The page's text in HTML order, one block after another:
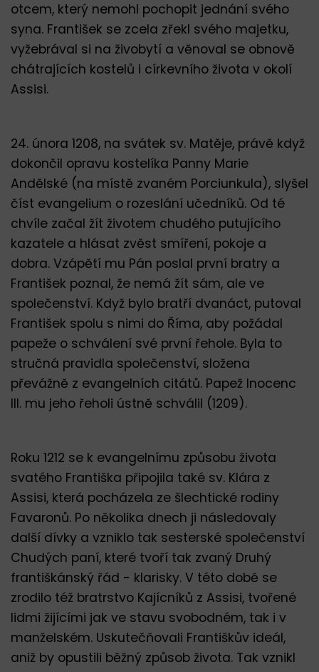
otcem, který nemohl pochopit jednání svého
syna. František se zcela zřekl svého majetku,
vyžebrával si na živobytí a věnoval se obnově
chátrajících kostelů i církevního života v okolí
Assisi.
24. února 1208, na svátek sv. Matěje, právě když
dokončil opravu kostelíka Panny Marie
Andělské (na místě zvaném Porciunkula), slyšel
číst evangelium o rozeslání učedníků. Od té
chvíle začal žít životem chudého putujícího
kazatele a hlásat zvěst smíření, pokoje a
dobra. Vzápětí mu Pán poslal první bratry a
František poznal, že nemá žít sám, ale ve
společenství. Když bylo bratří dvanáct, putoval
František spolu s nimi do Říma, aby požádal
papeže o schválení své první řehole. Byla to
stručná pravidla společenství, složena
převážně z evangelních citátů. Papež Inocenc
III. mu jeho řeholi ústně schválil (1209).
Roku 1212 se k evangelnímu způsobu života
svatého Františka připojila také sv. Klára z
Assisi, která pocházela ze šlechtické rodiny
Favaronů. Po několika dnech ji následovaly
další dívky a vzniklo tak sesterské společenství
Chudých paní, které tvoří tak zvaný Druhý
františkánský řád - klarisky. V této době se
zrodilo též bratrstvo Kajícníků z Assisi, tvořené
lidmi žijícími jak ve stavu svobodném, tak i v
manželském. Uskutečňovali Františkův ideál,
aniž by opustili běžný způsob života. Tak vznikl